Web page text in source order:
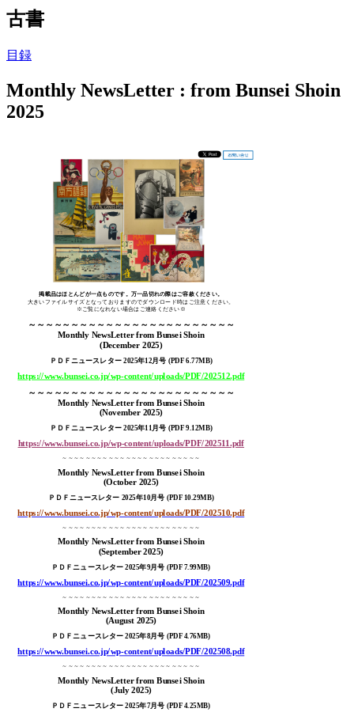
古書
目録
Monthly NewsLetter : from Bunsei Shoin
2025
掲載品はほとんどが一点ものです。万一品切れの際はご容赦ください。
大きいファイルサイズとなっておりますのでダウンロード時はご注意ください。
※ご覧になれない場合はご連絡ください※
～～～～～～～～～～～～～～～～～～～～～～～～
Monthly NewsLetter from Bunsei Shoin
(December 2025)
ＰＤＦニュースレター 2025年12月号 (PDF 6.77MB)
https://www.bunsei.co.jp/wp-content/uploads/PDF/202512.pdf
～～～～～～～～～～～～～～～～～～～～～～～～
Monthly NewsLetter from Bunsei Shoin
(November 2025)
ＰＤＦニュースレター 2025年11月号 (PDF 9.12MB)
https://www.bunsei.co.jp/wp-content/uploads/PDF/202511.pdf
～～～～～～～～～～～～～～～～～～～～～～～～
Monthly NewsLetter from Bunsei Shoin
(October 2025)
ＰＤＦニュースレター 2025年10月号 (PDF 10.29MB)
https://www.bunsei.co.jp/wp-content/uploads/PDF/202510.pdf
～～～～～～～～～～～～～～～～～～～～～～～～
Monthly NewsLetter from Bunsei Shoin
(September 2025)
ＰＤＦニュースレター 2025年9月号 (PDF 7.99MB)
https://www.bunsei.co.jp/wp-content/uploads/PDF/202509.pdf
～～～～～～～～～～～～～～～～～～～～～～～～
Monthly NewsLetter from Bunsei Shoin
(August 2025)
ＰＤＦニュースレター 2025年8月号 (PDF 4.76MB)
https://www.bunsei.co.jp/wp-content/uploads/PDF/202508.pdf
～～～～～～～～～～～～～～～～～～～～～～～～
Monthly NewsLetter from Bunsei Shoin
(July 2025)
ＰＤＦニュースレター 2025年7月号 (PDF 4.25MB)